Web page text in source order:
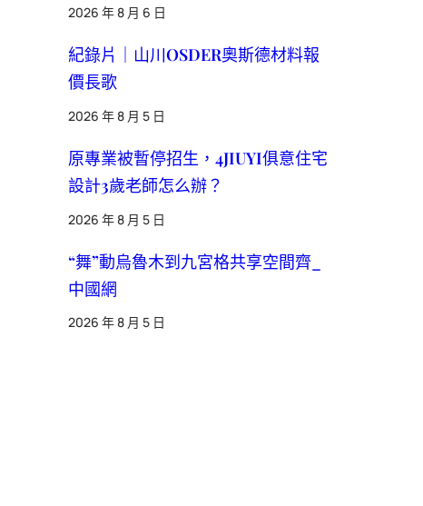
2026 年 8 月 6 日
紀錄片｜山川OSDER奧斯德材料報
價長歌
2026 年 8 月 5 日
原專業被暫停招生，4JIUYI俱意住宅
設計3歲老師怎么辦？
2026 年 8 月 5 日
“舞”動烏魯木到九宮格共享空間齊_
中國網
2026 年 8 月 5 日